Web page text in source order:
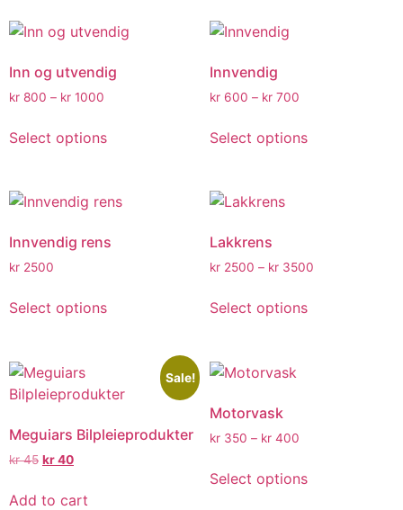
Inn og utvendig
kr 800 – kr 1000
Select options
Innvendig
kr600 – kr700
Select options
Innvendig rens
kr 2500
Select options
Lakkrens
kr2500 – kr3500
Select options
Sale!
Meguiars Bilpleieprodukter
kr45 kr40
Add to cart
Motorvask
kr350 – kr400
Select options